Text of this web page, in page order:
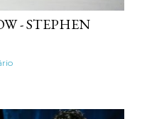
- STEPHEN